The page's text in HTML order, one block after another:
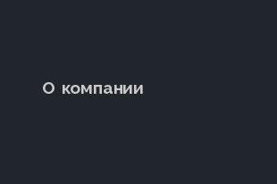
О компании